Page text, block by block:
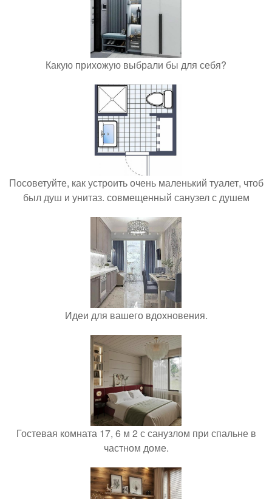
Какую прихожую выбрали бы для себя?
Посоветуйте, как устроить очень маленький туалет, чтоб
был душ и унитаз. совмещенный санузел с душем
Идеи для вашего вдохновения.
Гостевая комната 17, 6 м 2 с санузлом при спальне в
частном доме.